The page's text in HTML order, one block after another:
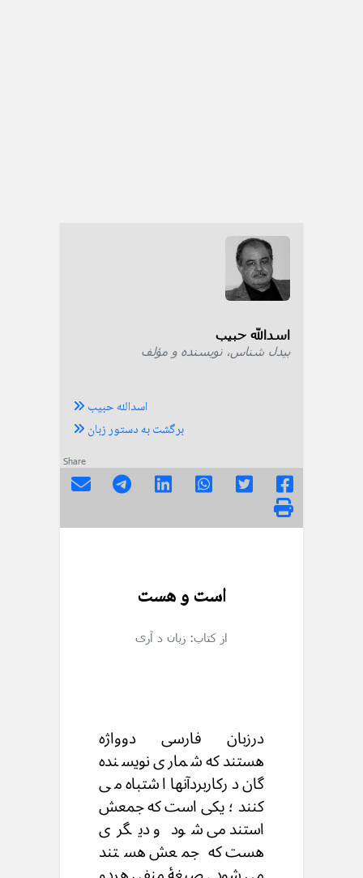
اسدالله حبیب
بیدل شناس، نویسنده و مؤلف
اسدالله حبیب
برگشت به دستور زبان
Share
است و هست
از کتاب: زبان د آری
درزبان فارسی دوواژه
هستند که شماری نویسنده
گان درکاربردآنها اشتباه می
کنند ؛ یکی است که جمعش
استند می شود و دیگری
هست که جمعش هستند